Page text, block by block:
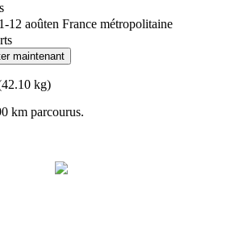
-12 aoûten France métropolitaine
maintenant
42.10 kg)
km parcourus.